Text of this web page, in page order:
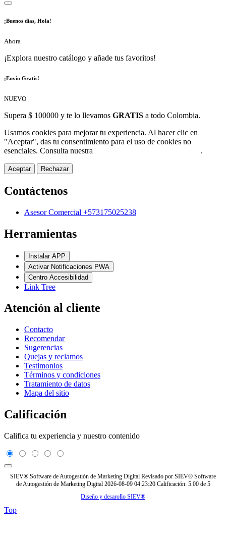
¡Buenos días, Hola!
Ahora
¡Explora nuestro catálogo y añade tus favoritos!
¡Envío Gratis!
NUEVO
Supera $ 100000 y te lo llevamos GRATIS a todo Colombia.
Usamos cookies para mejorar tu experiencia. Al hacer clic en
"Aceptar", das tu consentimiento para el uso de cookies no
esenciales. Consulta nuestra
.
Aceptar Rechazar
Contáctenos
Asesor Comercial +573175025238
Herramientas
Instalar APP
Activar Notificaciones PWA
Centro Accesibilidad
Link Tree
Atención al cliente
Contacto
Recomendar
Sugerencias
Quejas y reclamos
Testimonios
Términos y condiciones
Tratamiento de datos
Mapa del sitio
Calificación
Califica tu experiencia y nuestro contenido
SIEV® Software de Autogestión de Marketing Digital Revisado por SIEV® Software
de Autogestión de Marketing Digital 2026-08-09 04:23:20 Calificación: 5.00 de 5
Diseño y desarollo SIEV®
Top